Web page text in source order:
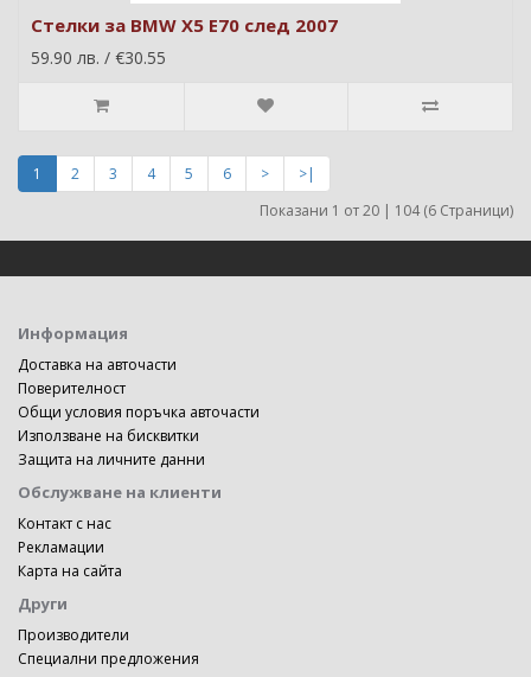
Стелки за BMW X5 E70 след 2007
59.90 лв. / €30.55
1 2 3 4 5 6 >
>|
Показани 1 от 20 | 104 (6 Страници)
Информация
Доставка на авточасти
Поверителност
Общи условия поръчка авточасти
Използване на бисквитки
Защита на личните данни
Обслужване на клиенти
Контакт с нас
Рекламации
Карта на сайта
Други
Производители
Специални предложения